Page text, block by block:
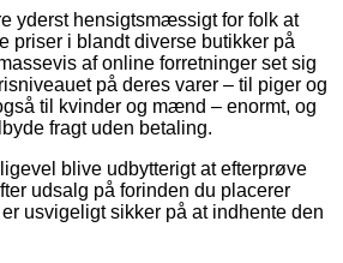
yderst hensigtsmæssigt for folk at
priser i blandt diverse butikker på
af online forretninger set sig
på deres varer – til piger og
til kvinder og mænd – enormt, og
fragt uden betaling.
blive udbytterigt at efterprøve
udsalg på forinden du placerer
usvigeligt sikker på at indhente den